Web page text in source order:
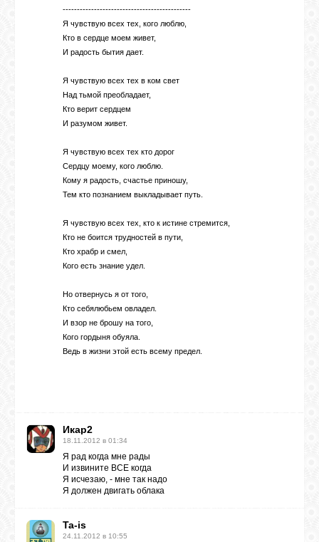
---------------------------------------------
Я чувствую всех тех, кого люблю,
Кто в сердце моем живет,
И радость бытия дает.
Я чувствую всех тех в ком свет
Над тьмой преобладает,
Кто верит сердцем
И разумом живет.
Я чувствую всех тех кто дорог
Сердцу моему, кого люблю.
Кому я радость, счастье приношу,
Тем кто познанием выкладывает путь.
Я чувствую всех тех, кто к истине стремится,
Кто не боится трудностей в пути,
Кто храбр и смел,
Кого есть знание удел.
Но отвернусь я от того,
Кто себялюбьем овладел.
И взор не брошу на того,
Кого гордыня обуяла.
Ведь в жизни этой есть всему предел.
Икар2
18.11.2012 в 01:34
Я рад когда мне рады
И извините ВСЕ когда
Я исчезаю, - мне так надо
Я должен двигать облака
Ta-is
24.11.2012 в 10:55